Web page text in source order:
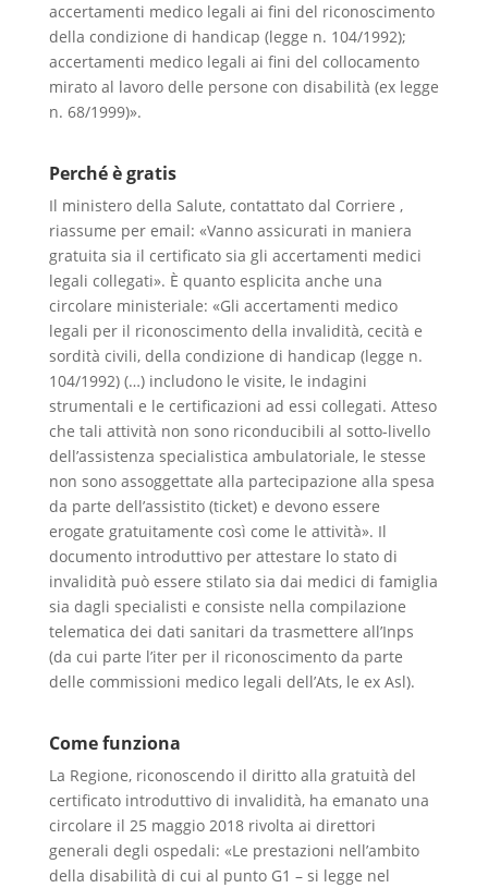
accertamenti medico legali ai fini del riconoscimento
della condizione di handicap (legge n. 104/1992);
accertamenti medico legali ai fini del collocamento
mirato al lavoro delle persone con disabilità (ex legge
n. 68/1999)».
Perché è gratis
Il ministero della Salute, contattato dal Corriere ,
riassume per email: «Vanno assicurati in maniera
gratuita sia il certificato sia gli accertamenti medici
legali collegati». È quanto esplicita anche una
circolare ministeriale: «Gli accertamenti medico
legali per il riconoscimento della invalidità, cecità e
sordità civili, della condizione di handicap (legge n.
104/1992) (…) includono le visite, le indagini
strumentali e le certificazioni ad essi collegati. Atteso
che tali attività non sono riconducibili al sotto-livello
dell’assistenza specialistica ambulatoriale, le stesse
non sono assoggettate alla partecipazione alla spesa
da parte dell’assistito (ticket) e devono essere
erogate gratuitamente così come le attività». Il
documento introduttivo per attestare lo stato di
invalidità può essere stilato sia dai medici di famiglia
sia dagli specialisti e consiste nella compilazione
telematica dei dati sanitari da trasmettere all’Inps
(da cui parte l’iter per il riconoscimento da parte
delle commissioni medico legali dell’Ats, le ex Asl).
Come funziona
La Regione, riconoscendo il diritto alla gratuità del
certificato introduttivo di invalidità, ha emanato una
circolare il 25 maggio 2018 rivolta ai direttori
generali degli ospedali: «Le prestazioni nell’ambito
della disabilità di cui al punto G1 – si legge nel